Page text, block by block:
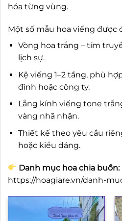
hóa từng vùng.
Một số mẫu hoa viếng được
Vòng hoa trắng – tím
lịch sự.
Kệ viếng 1–2 tầng, phù
đình hoặc công ty.
Lẵng kính viếng tone
vàng nhã nhặn.
Thiết kế theo yêu cầu
hoặc kiểu dáng.
Danh mục hoa chia buồn:
https://hoagiare.vn/danh-